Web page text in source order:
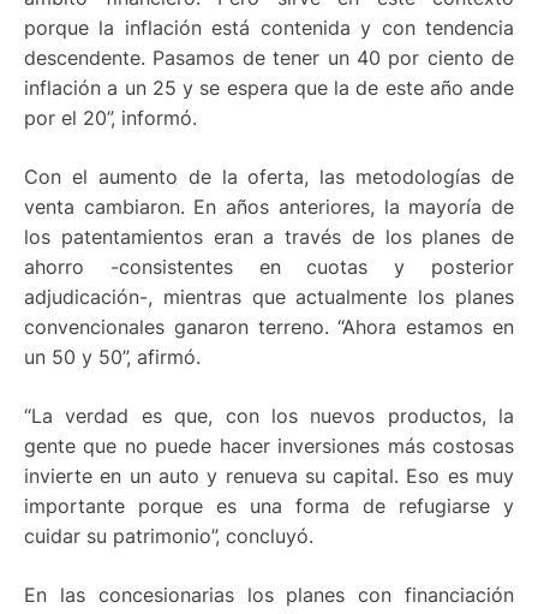
porque la inflación está contenida y con tendencia
descendente. Pasamos de tener un 40 por ciento de
inflación a un 25 y se espera que la de este año ande
por el 20”, informó.
Con el aumento de la oferta, las metodologías de
venta cambiaron. En años anteriores, la mayoría de
los patentamientos eran a través de los planes de
ahorro -consistentes en cuotas y posterior
adjudicación-, mientras que actualmente los planes
convencionales ganaron terreno. “Ahora estamos en
un 50 y 50”, afirmó.
“La verdad es que, con los nuevos productos, la
gente que no puede hacer inversiones más costosas
invierte en un auto y renueva su capital. Eso es muy
importante porque es una forma de refugiarse y
cuidar su patrimonio”, concluyó.
En las concesionarias los planes con financiación